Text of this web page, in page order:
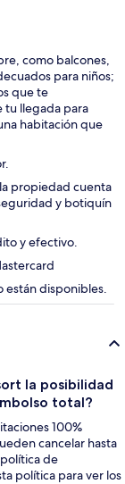
como balcones,
para niños;
que te
tu llegada para
habitación que
propiedad cuenta
y botiquín
y efectivo.
están disponibles.
la posibilidad
total?
100%
cancelar hasta
de
política para ver los